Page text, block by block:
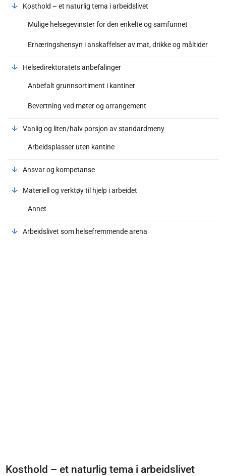
Kosthold – et naturlig tema i arbeidslivet
Mulige helsegevinster for den enkelte og samfunnet
Ernæringshensyn i anskaffelser av mat, drikke og måltider
Helsedirektoratets anbefalinger
Anbefalt grunnsortiment i kantiner
Bevertning ved møter og arrangement
Vanlig og liten/halv porsjon av standardmeny
Arbeidsplasser uten kantine
Ansvar og kompetanse
Materiell og verktøy til hjelp i arbeidet
Annet
Arbeidslivet som helsefremmende arena
Kosthold – et naturlig tema i arbeidslivet